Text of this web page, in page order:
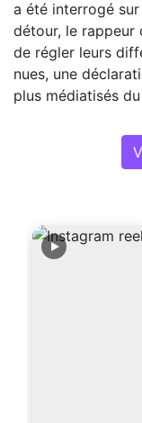
a été interrogé
détour, le rappeur
de régler leurs
nues, une
plus médiatisés